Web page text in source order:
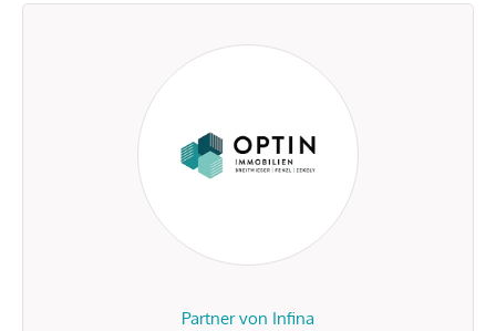
Partner von Infina